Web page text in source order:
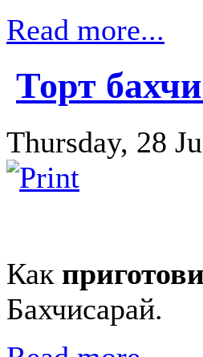
Read more...
Торт
Thursday, 28
Как
Бахчисарай.